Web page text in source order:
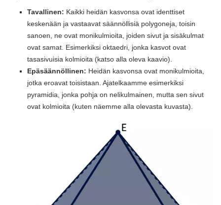
Tavallinen: Kaikki heidän kasvonsa ovat identtiset
keskenään ja vastaavat säännöllisiä polygoneja, toisin
sanoen, ne ovat monikulmioita, joiden sivut ja sisäkulmat
ovat samat. Esimerkiksi oktaedri, jonka kasvot ovat
tasasivuisia kolmioita (katso alla oleva kaavio).
Epäsäännöllinen: Heidän kasvonsa ovat monikulmioita,
jotka eroavat toisistaan. Ajatelkaamme esimerkiksi
pyramidia, jonka pohja on nelikulmainen, mutta sen sivut
ovat kolmioita (kuten näemme alla olevasta kuvasta).